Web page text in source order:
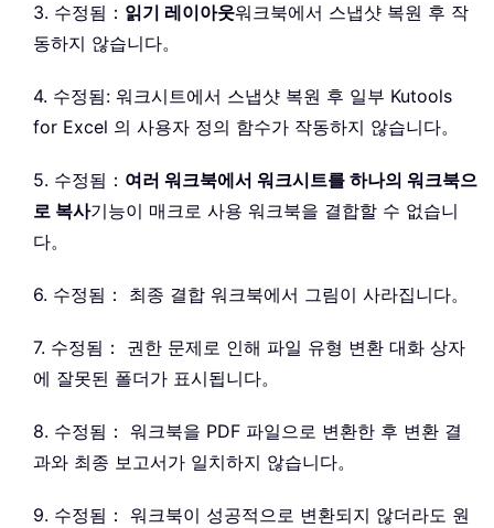
3. 수정됨： 읽기 레이아웃워크북에서 스냅샷 복원 후 작
동하지 않습니다。
4. 수정됨: 워크시트에서 스냅샷 복원 후 일부 Kutools
for Excel 의 사용자 정의 함수가 작동하지 않습니다。
5. 수정됨： 여러 워크북에서 워크시트를 하나의 워크북으
로 복사기능이 매크로 사용 워크북을 결합할 수 없습니
다。
6. 수정됨： 최종 결합 워크북에서 그림이 사라집니다。
7. 수정됨： 권한 문제로 인해 파일 유형 변환 대화 상자
에 잘못된 폴더가 표시됩니다。
8. 수정됨： 워크북을 PDF 파일으로 변환한 후 변환 결
과와 최종 보고서가 일치하지 않습니다。
9. 수정됨： 워크북이 성공적으로 변환되지 않더라도 원